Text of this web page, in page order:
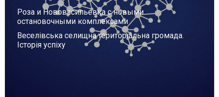
Роза и Нововасильевка с новыми
остановочными комплексами
Веселівська селищна територіальна громада.
Історія успіху